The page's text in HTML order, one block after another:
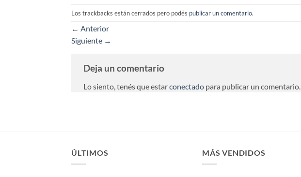
Los trackbacks están cerrados pero podés publicar un comentario.
← Anterior
Siguiente →
Deja un comentario
Lo siento, tenés que estarconectado para publicar un comentario.
ÚLTIMOS MÁS VENDIDOS